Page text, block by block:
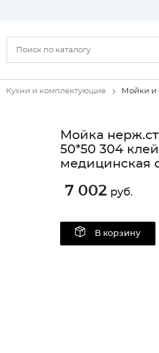
Кухни и комплектующие Мойки и
Мойка
50*50 304
медицинская
7 002 руб.
В корзину